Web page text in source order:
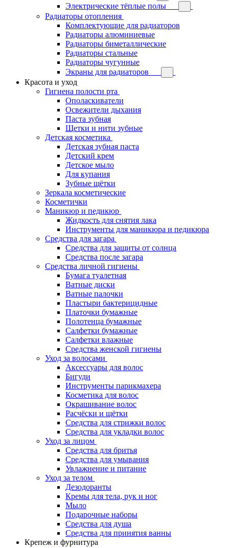
Электрические тёплые полы
Радиаторы отопления
Комплектующие для радиаторов
Радиаторы алюминиевые
Радиаторы биметаллические
Радиаторы стальные
Радиаторы чугунные
Экраны для радиаторов
Красота и уход
Гигиена полости рта
Ополаскиватели
Освежители дыхания
Паста зубная
Щетки и нити зубные
Детская косметика
Детская зубная паста
Детский крем
Детское мыло
Для купания
Зубные щётки
Зеркала косметические
Косметички
Маникюр и педикюр
Жидкость для снятия лака
Инструменты для маникюра и педикюра
Средства для загара
Средства для защиты от солнца
Средства после загара
Средства личной гигиены
Бумага туалетная
Ватные диски
Ватные палочки
Пластыри бактерицидные
Платочки бумажные
Полотенца бумажные
Салфетки бумажные
Салфетки влажные
Средства женской гигиены
Уход за волосами
Аксессуары для волос
Бигуди
Инструменты парикмахера
Косметика для волос
Окрашивание волос
Расчёски и щётки
Средства для стрижки волос
Средства для укладки волос
Уход за лицом
Средства для бритья
Средства для умывания
Увлажнение и питание
Уход за телом
Дезодоранты
Кремы для тела, рук и ног
Мыло
Подарочные наборы
Средства для душа
Средства для принятия ванны
Крепеж и фурнитура